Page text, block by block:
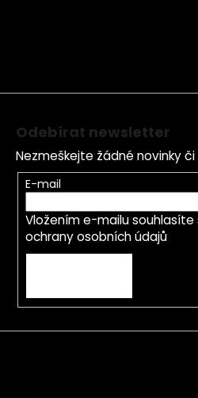
Odebírat newsletter
Nezmeškejte žádné novinky či
E-mail
Vložením e-mailu souhlasíte
ochrany osobních údajů